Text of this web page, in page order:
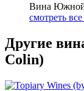
Вина
смотреть
Другие
Colin)